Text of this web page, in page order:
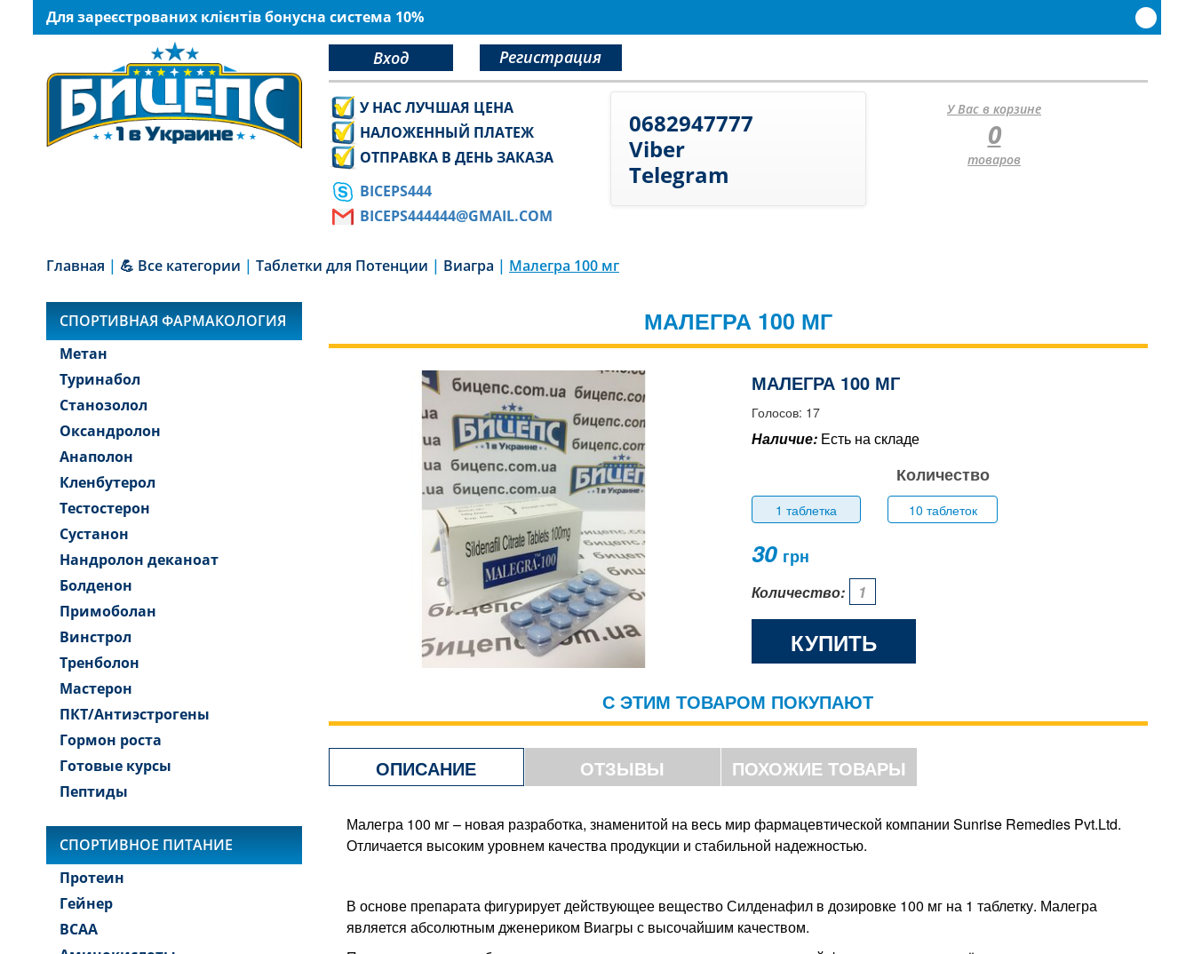
Для зареєстрованих клієнтів бонусна система 10%
Вход Регистрация
У НАС ЛУЧШАЯ ЦЕНА
НАЛОЖЕННЫЙ ПЛАТЕЖ
ОТПРАВКА В ДЕНЬ ЗАКАЗА
BICEPS444
BICEPS444444@GMAIL.COM
0682947777
Viber
Telegram
У Вас в корзине
0
товаров
Главная | 💪 Все категории | Таблетки для Потенции | Виагра | Малегра 100 мг
СПОРТИВНАЯ ФАРМАКОЛОГИЯ
Метан
Туринабол
Станозолол
Оксандролон
Анаполон
Кленбутерол
Тестостерон
Сустанон
Нандролон деканоат
Болденон
Примоболан
Винстрол
Тренболон
Мастерон
ПКТ/Антиэстрогены
Гормон роста
Готовые курсы
Пептиды
СПОРТИВНОЕ ПИТАНИЕ
Протеин
Гейнер
BCAA
МАЛЕГРА 100 МГ
МАЛЕГРА 100 МГ
Голосов: 17
Наличие:Есть на складе
Количество
1 таблетка 10 таблеток
30 грн
Количество:
КУПИТЬ
С ЭТИМ ТОВАРОМ ПОКУПАЮТ
ОПИСАНИЕ ОТЗЫВЫ ПОХОЖИЕ ТОВАРЫ
Малегра 100 мг – новая разработка, знаменитой на весь мир фармацевтической компании Sunrise Remedies Pvt.Ltd.
Отличается высоким уровнем качества продукции и стабильной надежностью.
В основе препарата фигурирует действующее вещество Силденафил в дозировке 100 мг на 1 таблетку. Малегра
является абсолютным дженериком Виагры с высочайшим качеством.